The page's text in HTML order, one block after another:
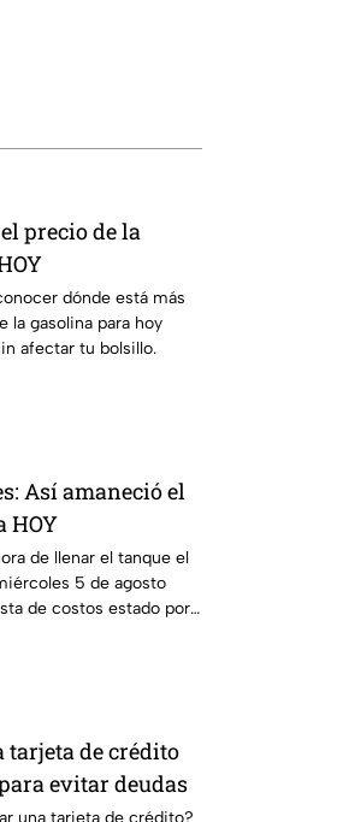
precio de la
dónde está más
la gasolina para hoy
afectar tu bolsillo.
Así amaneció el
HOY
de llenar el tanque el
5 de agosto
de costos estado por
tarjeta de crédito
evitar deudas